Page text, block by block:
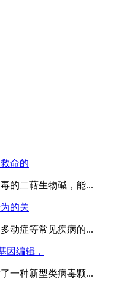
命的
的二萜生物碱，能...
的关
动症等常见疾病的...
因编辑，
一种新型类病毒颗...